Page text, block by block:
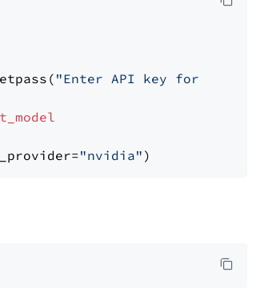
"Enter API key for NVIDIA: "
"nvidia"